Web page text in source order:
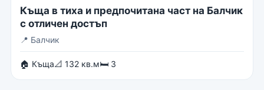
Къща в тиха и предпочитана част на Балчик
с отличен достъп
📍 Балчик
🏠 Къща📐 132 кв.м🛏 3